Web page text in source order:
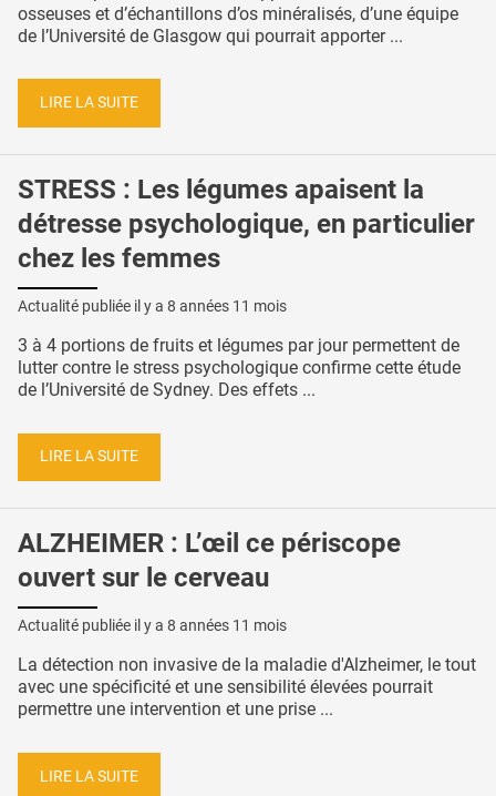
osseuses et d’échantillons d’os minéralisés, d’une équipe
de l’Université de Glasgow qui pourrait apporter ...
LIRE LA SUITE
STRESS : Les légumes apaisent la
détresse psychologique, en particulier
chez les femmes
Actualité publiée il y a 8 années 11 mois
3 à 4 portions de fruits et légumes par jour permettent de
lutter contre le stress psychologique confirme cette étude
de l’Université de Sydney. Des effets ...
LIRE LA SUITE
ALZHEIMER : L’œil ce périscope
ouvert sur le cerveau
Actualité publiée il y a 8 années 11 mois
La détection non invasive de la maladie d'Alzheimer, le tout
avec une spécificité et une sensibilité élevées pourrait
permettre une intervention et une prise ...
LIRE LA SUITE